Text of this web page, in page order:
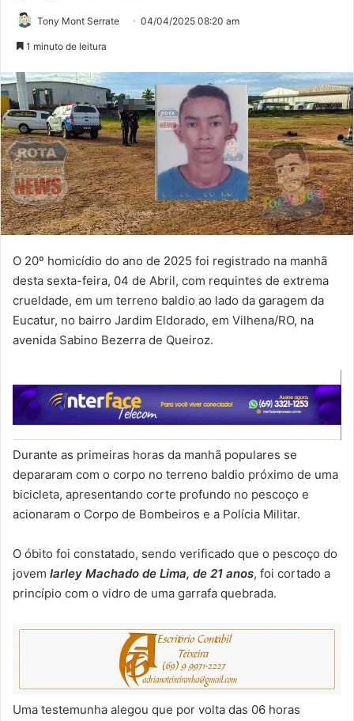
Tony Mont Serrate 04/04/2025 08:20 am
1 minuto de leitura
O 20º homicídio do ano de 2025 foi registrado na manhã
desta sexta-feira, 04 de Abril, com requintes de extrema
crueldade, em um terreno baldio ao lado da garagem da
Eucatur, no bairro Jardim Eldorado, em Vilhena/RO, na
avenida Sabino Bezerra de Queiroz.
Durante as primeiras horas da manhã populares se
depararam com o corpo no terreno baldio próximo de uma
bicicleta, apresentando corte profundo no pescoço e
acionaram o Corpo de Bombeiros e a Polícia Militar.
O óbito foi constatado, sendo verificado que o pescoço do
jovem Iarley Machado de Lima, de 21 anos, foi cortado a
princípio com o vidro de uma garrafa quebrada.
Uma testemunha alegou que por volta das 06 horas